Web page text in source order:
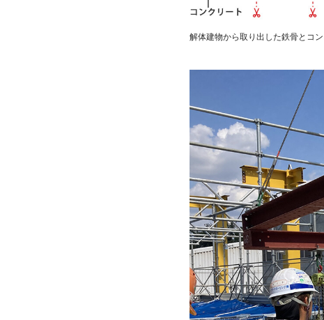
解体建物から取り出した鉄骨とコ